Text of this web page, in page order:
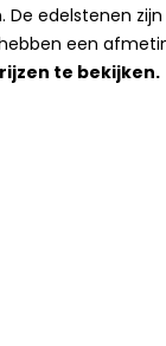
De edelstenen
een
te bekijken.